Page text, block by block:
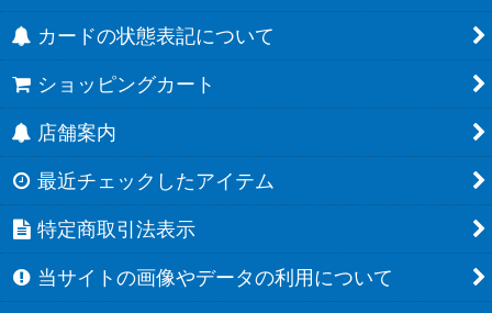
カードの状態表記について
ショッピングカート
店舗案内
最近チェックしたアイテム
特定商取引法表示
当サイトの画像やデータの利用について